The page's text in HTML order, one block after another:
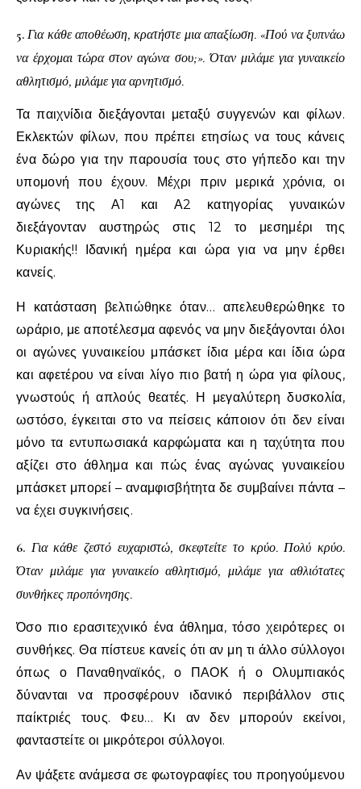
5.Για κάθε αποθέωση, κρατήστε μια απαξίωση. «Πού να ξυπνάω
να έρχομαι τώρα στον αγώνα σου;». Όταν μιλάμε για γυναικείο
αθλητισμό, μιλάμε για αρνητισμό.
Τα παιχνίδια διεξάγονται μεταξύ συγγενών και φίλων.
Εκλεκτών φίλων, που πρέπει ετησίως να τους κάνεις
ένα δώρο για την παρουσία τους στο γήπεδο και την
υπομονή που έχουν. Μέχρι πριν μερικά χρόνια, οι
αγώνες της Α1 και Α2 κατηγορίας γυναικών
διεξάγονταν αυστηρώς στις 12 το μεσημέρι της
Κυριακής!! Ιδανική ημέρα και ώρα για να μην έρθει
κανείς.
Η κατάσταση βελτιώθηκε όταν… απελευθερώθηκε το
ωράριο, με αποτέλεσμα αφενός να μην διεξάγονται όλοι
οι αγώνες γυναικείου μπάσκετ ίδια μέρα και ίδια ώρα
και αφετέρου να είναι λίγο πιο βατή η ώρα για φίλους,
γνωστούς ή απλούς θεατές. Η μεγαλύτερη δυσκολία,
ωστόσο, έγκειται στο να πείσεις κάποιον ότι δεν είναι
μόνο τα εντυπωσιακά καρφώματα και η ταχύτητα που
αξίζει στο άθλημα και πώς ένας αγώνας γυναικείου
μπάσκετ μπορεί – αναμφισβήτητα δε συμβαίνει πάντα –
να έχει συγκινήσεις.
6. Για κάθε ζεστό ευχαριστώ, σκεφτείτε το κρύο. Πολύ κρύο.
Όταν μιλάμε για γυναικείο αθλητισμό, μιλάμε για αθλιότατες
συνθήκες προπόνησης.
Όσο πιο ερασιτεχνικό ένα άθλημα, τόσο χειρότερες οι
συνθήκες. Θα πίστευε κανείς ότι αν μη τι άλλο σύλλογοι
όπως ο Παναθηναϊκός, ο ΠΑΟΚ ή ο Ολυμπιακός
δύνανται να προσφέρουν ιδανικό περιβάλλον στις
παίκτριές τους. Φευ… Κι αν δεν μπορούν εκείνοι,
φανταστείτε οι μικρότεροι σύλλογοι.
Αν ψάξετε ανάμεσα σε φωτογραφίες του προηγούμενου